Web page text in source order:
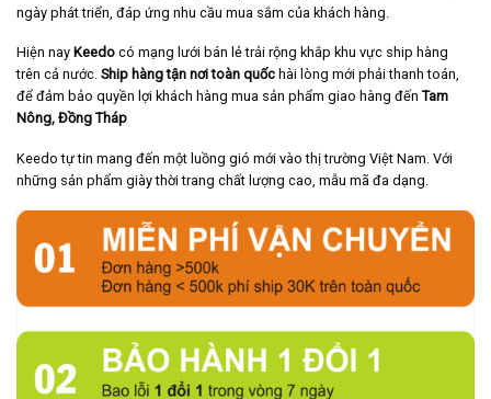
ngày phát triển, đáp ứng nhu cầu mua sắm của khách hàng.
Hiện nay Keedo có mạng lưới bán lẻ trải rộng khắp khu vực ship hàng
trên cả nước. Ship hàng tận nơi toàn quốc hài lòng mới phải thanh toán,
để đảm bảo quyền lợi khách hàng mua sản phẩm giao hàng đến Tam
Nông, Đồng Tháp
Keedo tự tin mang đến một luồng gió mới vào thị trường Việt Nam. Với
những sản phẩm giày thời trang chất lượng cao, mẫu mã đa dạng.